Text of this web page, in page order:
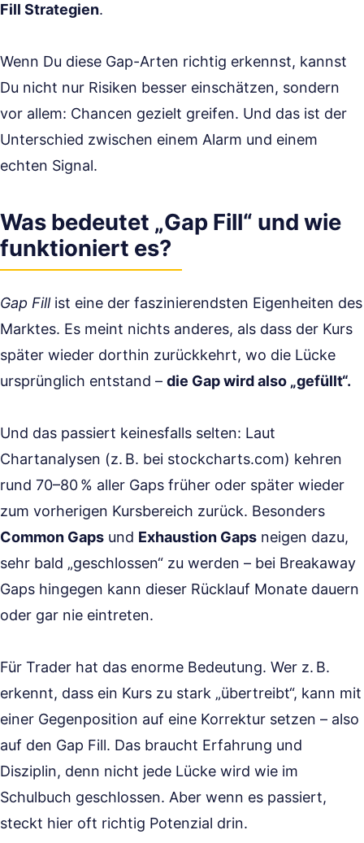
Fill Strategien.
Wenn Du diese Gap-Arten richtig erkennst, kannst
Du nicht nur Risiken besser einschätzen, sondern
vor allem: Chancen gezielt greifen. Und das ist der
Unterschied zwischen einem Alarm und einem
echten Signal.
Was bedeutet „Gap Fill“ und wie
funktioniert es?
Gap Fillist eine der faszinierendsten Eigenheiten des
Marktes. Es meint nichts anderes, als dass der Kurs
später wieder dorthin zurückkehrt, wo die Lücke
ursprünglich entstand – die Gap wird also „gefüllt“.
Und das passiert keinesfalls selten: Laut
Chartanalysen (z. B. bei stockcharts.com) kehren
rund 70–80 % aller Gaps früher oder später wieder
zum vorherigen Kursbereich zurück. Besonders
Common Gaps und Exhaustion Gaps neigen dazu,
sehr bald „geschlossen“ zu werden – bei Breakaway
Gaps hingegen kann dieser Rücklauf Monate dauern
oder gar nie eintreten.
Für Trader hat das enorme Bedeutung. Wer z. B.
erkennt, dass ein Kurs zu stark „übertreibt“, kann mit
einer Gegenposition auf eine Korrektur setzen – also
auf den Gap Fill. Das braucht Erfahrung und
Disziplin, denn nicht jede Lücke wird wie im
Schulbuch geschlossen. Aber wenn es passiert,
steckt hier oft richtig Potenzial drin.